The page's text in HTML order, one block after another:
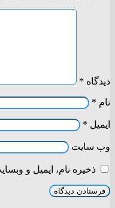
دیدگاه *
نام *
ایمیل *
وب‌ سایت
ذخیره نام، ایمیل و